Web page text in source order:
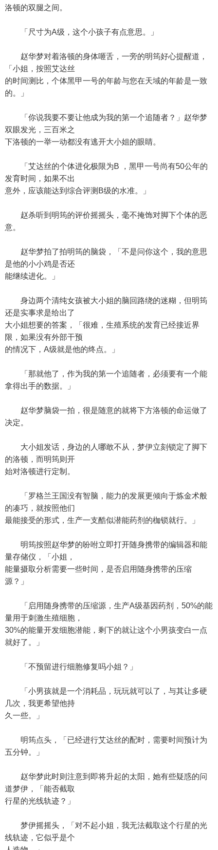
洛顿的双腿之间。
「尺寸为A级，这个小孩子有点意思。」
赵华梦对着洛顿的身体咂舌，一旁的明筠好心提醒道，
「小姐，按照艾达丝
的时间测比，个体黑甲一号的年龄与您在天域的年龄是一致
的。」
「你说我要不要让他成为我的第一个追随者？」赵华梦
双眼发光，三百米之
下洛顿的一举一动都没有逃开大小姐的眼睛。
「艾达丝的个体进化极限为B ，黑甲一号尚有50公年的
发育时间，如果不出
意外，应该能达到综合评测B级的水准。」
赵杀听到明筠的评价摇摇头，毫不掩饰对脚下个体的恶
意。
赵华梦拍了拍明筠的脑袋，「不是问你这个，我的意思
是他的小小鸡是否还
能继续进化。」
身边两个清纯女孩被大小姐的脑回路绕的迷糊，但明筠
还是实事求是给出了
大小姐想要的答案，「很难，生殖系统的发育已经接近界
限，如果没有外部干预
的情况下，A级就是他的终点。」
「那就他了，作为我的第一个追随者，必须要有一个能
拿得出手的数据。」
赵华梦脑袋一拍，很是随意的就将下方洛顿的命运做了
决定。
大小姐发话，身边的人哪敢不从，梦伊立刻锁定了脚下
的洛顿，而明筠则开
始对洛顿进行定制。
「罗格兰王国没有智脑，能力的发展更倾向于炼金术般
的凑巧，就按照他们
最能接受的形式，生产一支酷似潜能药剂的枷锁就行。」
明筠按照赵华梦的吩咐立即打开随身携带的编辑器和能
量存储仪，「小姐，
能量摄取分析需要一些时间，是否启用随身携带的压缩
源？」
「启用随身携带的压缩源，生产A级基因药剂，50%的能
量用于刺激生殖细胞，
30%的能量开发细胞潜能，剩下的就让这个小男孩变白一点
就好了。」
「不预留进行细胞修复吗小姐？」
「小男孩就是一个消耗品，玩玩就可以了，与其让多硬
几次，我更希望他持
久一些。」
明筠点头，「已经进行艾达丝的配时，需要时间预计为
五分钟。」
赵华梦此时则注意到即将升起的太阳，她有些疑惑的问
道梦伊，「能否截取
行星的光线轨迹？」
梦伊摇摇头，「对不起小姐，我无法截取这个行星的光
线轨迹，它似乎是个